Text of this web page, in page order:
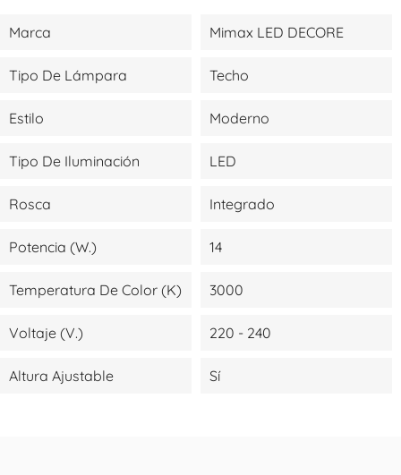
Marca Mimax LED DECORE
Tipo De Lámpara Techo
Estilo Moderno
Tipo De Iluminación LED
Rosca Integrado
Potencia (W.) 14
Temperatura De Color (K) 3000
Voltaje (V.) 220 - 240
Altura Ajustable Sí